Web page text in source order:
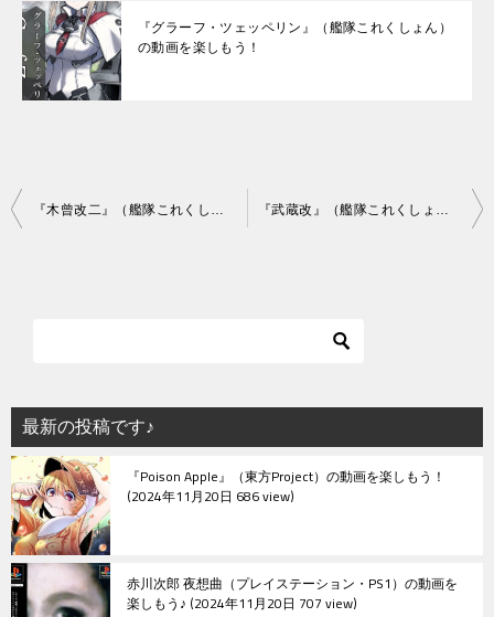
『グラーフ・ツェッペリン』（艦隊これくしょん）
の動画を楽しもう！
投
シ
ョ
ン
最新の投稿です♪
『Poison Apple』（東方Project）の動画を楽しもう！
2024年11月20日 686 view
赤川次郎 夜想曲（プレイステーション・PS1）の動画を
楽しもう♪ 2024年11月20日 707 view